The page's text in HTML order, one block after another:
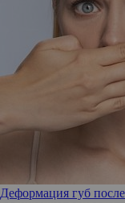
Деформация губ